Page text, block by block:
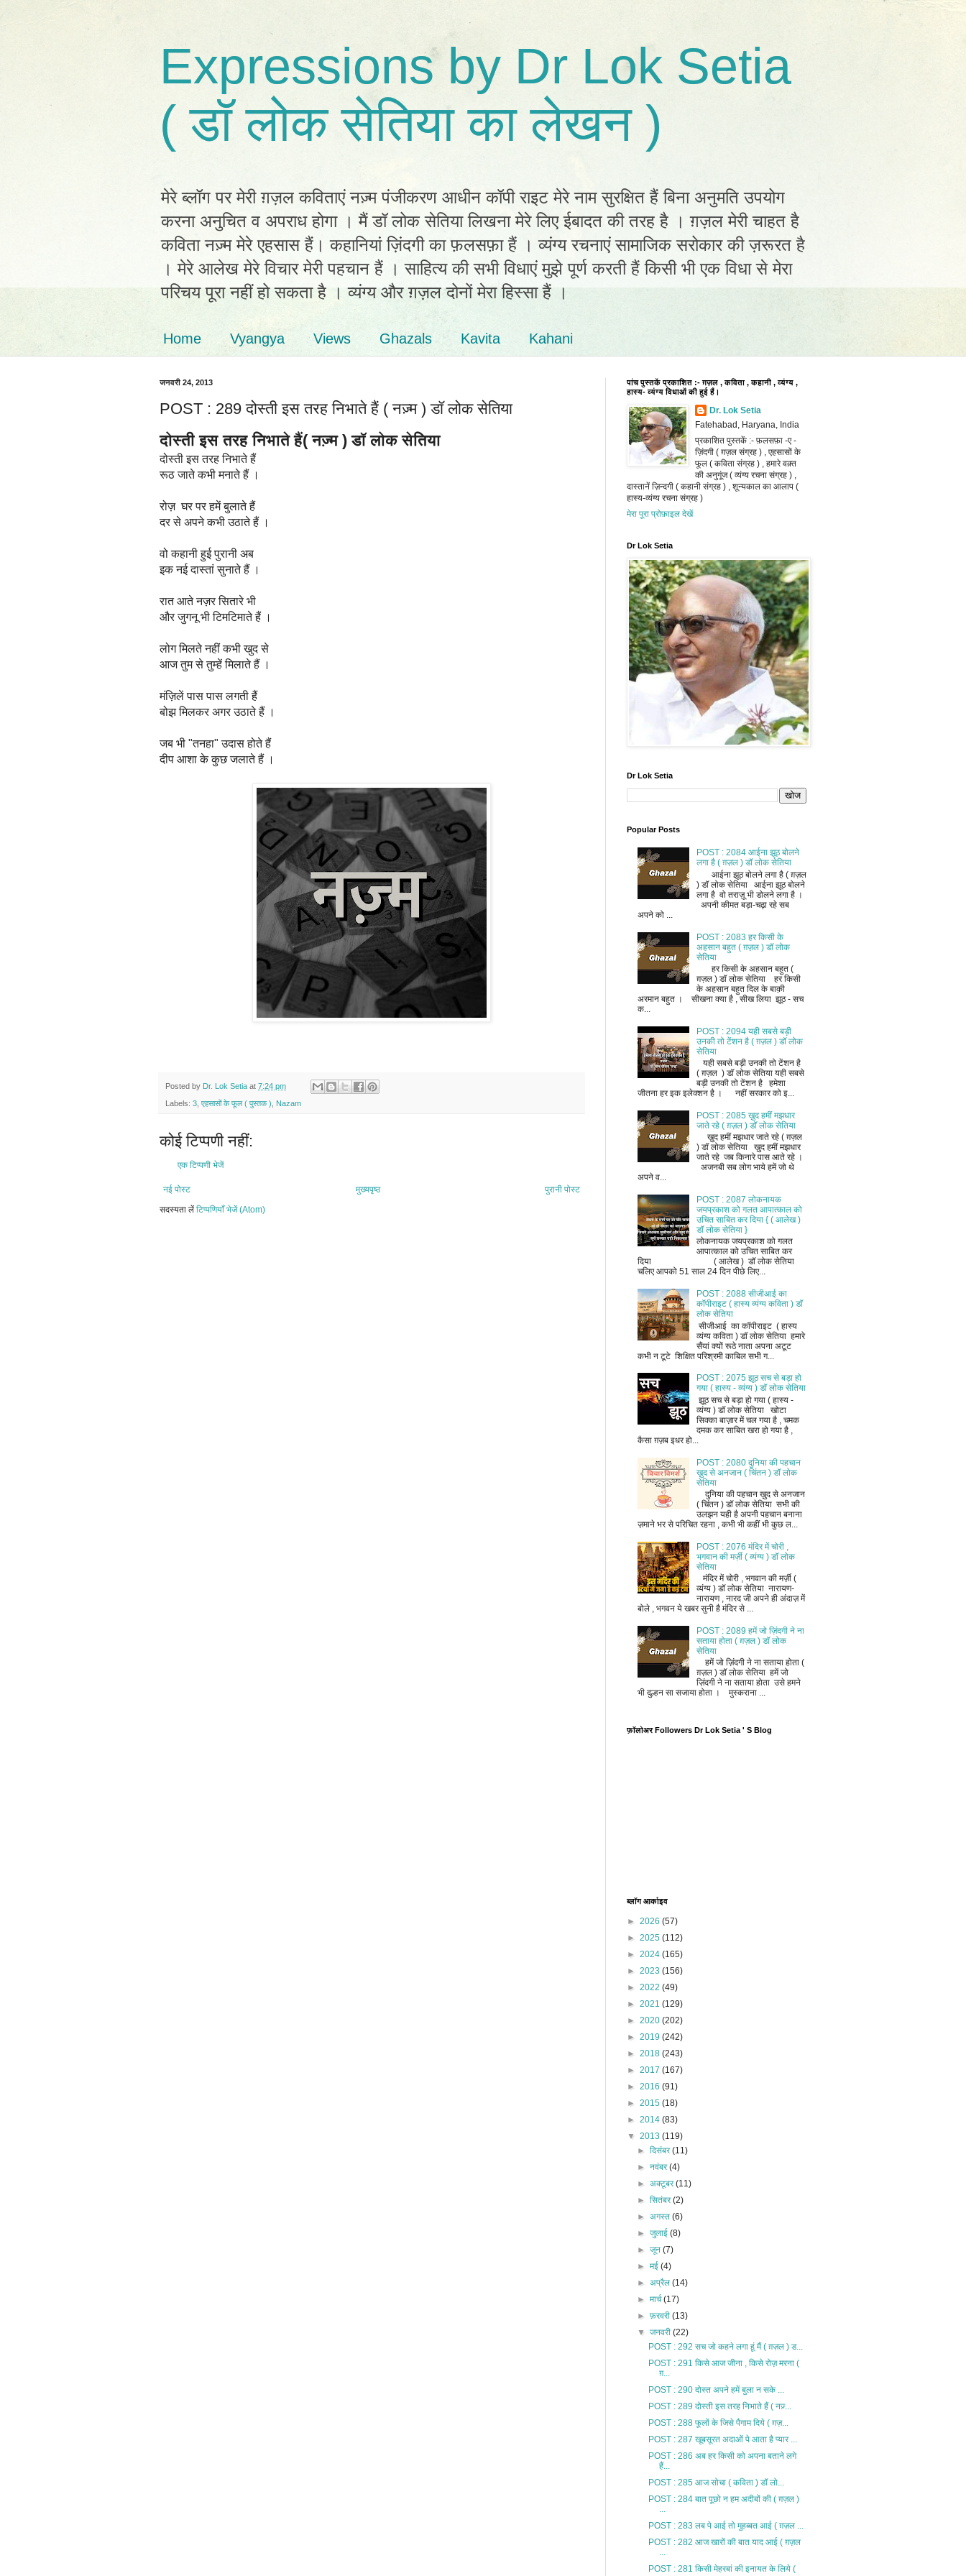
Expressions by Dr Lok Setia
( डॉ लोक सेतिया का लेखन )
मेरे ब्लॉग पर मेरी ग़ज़ल कविताएं नज़्म पंजीकरण आधीन कॉपी राइट मेरे नाम सुरक्षित हैं बिना अनुमति उपयोग
करना अनुचित व अपराध होगा । मैं डॉ लोक सेतिया लिखना मेरे लिए ईबादत की तरह है । ग़ज़ल मेरी चाहत है
कविता नज़्म मेरे एहसास हैं। कहानियां ज़िंदगी का फ़लसफ़ा हैं । व्यंग्य रचनाएं सामाजिक सरोकार की ज़रूरत है
। मेरे आलेख मेरे विचार मेरी पहचान हैं । साहित्य की सभी विधाएं मुझे पूर्ण करती हैं किसी भी एक विधा से मेरा
परिचय पूरा नहीं हो सकता है । व्यंग्य और ग़ज़ल दोनों मेरा हिस्सा हैं ।
Home Vyangya Views Ghazals Kavita Kahani
जनवरी 24, 2013
POST : 289 दोस्ती इस तरह निभाते हैं ( नज़्म ) डॉ लोक सेतिया
दोस्ती इस तरह निभाते हैं( नज़्म ) डॉ लोक सेतिया
दोस्ती इस तरह निभाते हैं
रूठ जाते कभी मनाते हैं ।
रोज़ घर पर हमें बुलाते हैं
दर से अपने कभी उठाते हैं ।
वो कहानी हुई पुरानी अब
इक नई दास्तां सुनाते हैं ।
रात आते नज़र सितारे भी
और जुगनू भी टिमटिमाते हैं ।
लोग मिलते नहीं कभी खुद से
आज तुम से तुम्हें मिलाते हैं ।
मंज़िलें पास पास लगती हैं
बोझ मिलकर अगर उठाते हैं ।
जब भी "तनहा" उदास होते हैं
दीप आशा के कुछ जलाते हैं ।
Posted by Dr. Lok Setia at 7:24 pm
Labels: 3 एहसासों के फूल ( पुस्तक ) Nazam
कोई टिप्पणी नहीं:
एक टिप्पणी भेजें
नई पोस्ट पुरानी पोस्ट
मुख्यपृष्ठ
सदस्यता लें टिप्पणियाँ भेजें (Atom)
पांच पुस्तकें प्रकाशित :- ग़ज़ल , कविता , कहानी , व्यंग्य ,
हास्य- व्यंग्य विधाओं की हुई हैं।
Dr. Lok Setia
Fatehabad, Haryana, India
प्रकाशित पुस्तकें :- फ़लसफ़ा -ए -
ज़िंदगी ( ग़ज़ल संग्रह ) , एहसासों के
फूल ( कविता संग्रह ) , हमारे वक़्त
की अनुगूंज ( व्यंग्य रचना संग्रह ) ,
दास्तानें ज़िन्दगी ( कहानी संग्रह ) , शून्यकाल का आलाप (
हास्य-व्यंग्य रचना संग्रह )
मेरा पूरा प्रोफ़ाइल देखें
Dr Lok Setia
Dr Lok Setia
Popular Posts
POST : 2084 आईना झूठ बोलने
लगा है ( ग़ज़ल ) डॉ लोक सेतिया
आईना झूठ बोलने लगा है ( ग़ज़ल
) डॉ लोक सेतिया आईना झूठ बोलने
लगा है वो तराज़ू भी डोलने लगा है ।
अपनी कीमत बड़ा-चढ़ा रहे सब
अपने को ...
POST : 2083 हर किसी के
अहसान बहुत ( ग़ज़ल ) डॉ लोक
सेतिया
हर किसी के अहसान बहुत (
ग़ज़ल ) डॉ लोक सेतिया हर किसी
के अहसान बहुत दिल के बाक़ी
अरमान बहुत । सीखना क्या है , सीख लिया झूठ - सच
क...
POST : 2094 यही सबसे बड़ी
उनकी तो टेंशन है ( ग़ज़ल ) डॉ लोक
सेतिया
यही सबसे बड़ी उनकी तो टेंशन है
( ग़ज़ल ) डॉ लोक सेतिया यही सबसे
बड़ी उनकी तो टेंशन है हमेशा
जीतना हर इक इलेक्शन है । नहीं सरकार को इ...
POST : 2085 ख़ुद हमीं मझधार
जाते रहे ( ग़ज़ल ) डॉ लोक सेतिया
ख़ुद हमीं मझधार जाते रहे ( ग़ज़ल
) डॉ लोक सेतिया ख़ुद हमीं मझधार
जाते रहे जब किनारे पास आते रहे ।
अजनबी सब लोग भाये हमें जो थे
अपने व...
POST : 2087 लोकनायक
जयप्रकाश को गलत आपात्काल को
उचित साबित कर दिया { ( आलेख )
डॉ लोक सेतिया }
लोकनायक जयप्रकाश को गलत
आपात्काल को उचित साबित कर
दिया ( आलेख ) डॉ लोक सेतिया
चलिए आपको 51 साल 24 दिन पीछे लिए...
POST : 2088 सीजीआई का
कॉपीराइट ( हास्य व्यंग्य कविता ) डॉ
लोक सेतिया
सीजीआई का कॉपीराइट ( हास्य
व्यंग्य कविता ) डॉ लोक सेतिया हमारे
सैंयां क्यों रूठे नाता अपना अटूट
कभी न टूटे शिक्षित परिश्रमी काबिल सभी ग...
POST : 2075 झूठ सच से बड़ा हो
गया ( हास्य - व्यंग्य ) डॉ लोक सेतिया
झूठ सच से बड़ा हो गया ( हास्य -
व्यंग्य ) डॉ लोक सेतिया खोटा
सिक्का बाज़ार में चल गया है , चमक
दमक कर साबित खरा हो गया है ,
कैसा ग़ज़ब इधर हो...
POST : 2080 दुनिया की पहचान
ख़ुद से अनजान ( चिंतन ) डॉ लोक
सेतिया
दुनिया की पहचान ख़ुद से अनजान
( चिंतन ) डॉ लोक सेतिया सभी की
उलझन यही है अपनी पहचान बनाना
ज़माने भर से परिचित रहना , कभी भी कहीं भी कुछ ल...
POST : 2076 मंदिर में चोरी ,
भगवान की मर्ज़ी ( व्यंग्य ) डॉ लोक
सेतिया
मंदिर में चोरी , भगवान की मर्ज़ी (
व्यंग्य ) डॉ लोक सेतिया नारायण-
नारायण , नारद जी अपने ही अंदाज़ में
बोले , भगवन ये खबर सुनी है मंदिर से ...
POST : 2089 हमें जो ज़िंदगी ने ना
सताया होता ( ग़ज़ल ) डॉ लोक
सेतिया
हमें जो ज़िंदगी ने ना सताया होता (
ग़ज़ल ) डॉ लोक सेतिया हमें जो
ज़िंदगी ने ना सताया होता उसे हमने
भी दुल्हन सा सजाया होता । मुस्कराना ...
फ़ॉलोअर Followers Dr Lok Setia ' S Blog
ब्लॉग आर्काइव
► 2026 (57)
► 2025 (112)
► 2024 (165)
► 2023 (156)
► 2022 (49)
► 2021 (129)
► 2020 (202)
► 2019 (242)
► 2018 (243)
► 2017 (167)
► 2016 (91)
► 2015 (18)
► 2014 (83)
▼ 2013 (119)
►दिसंबर(11)
►नवंबर(4)
►अक्टूबर(11)
►सितंबर(2)
►अगस्त(6)
►जुलाई(8)
►जून(7)
►मई(4)
►अप्रैल(14)
►मार्च(17)
►फ़रवरी(13)
▼जनवरी(22)
POST : 292 सच जो कहने लगा हूं मैं ( ग़ज़ल ) ड...
POST : 291 किसे आज जीना , किसे रोज़ मरना (
ग़...
POST : 290 दोस्त अपने हमें बुला न सके ...
POST : 289 दोस्ती इस तरह निभाते हैं ( नज़्...
POST : 288 फूलों के जिसे पैगाम दिये ( ग़ज़...
POST : 287 खूबसूरत अदाओं पे आता है प्यार ...
POST : 286 अब हर किसी को अपना बताने लगे
हैं...
POST : 285 आज सोचा ( कविता ) डॉ लो...
POST : 284 बात पूछो न हम अदीबों की ( ग़ज़ल )
POST : 283 लब पे आई तो मुहब्बत आई ( ग़ज़ल ...
POST : 282 आज खारों की बात याद आई ( ग़ज़ल
POST : 281 किसी मेहरबां की इनायत के लिये (